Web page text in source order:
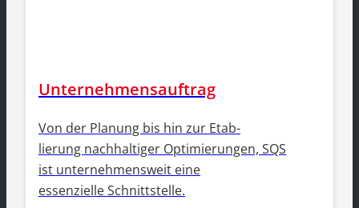
Unternehmensauftrag
Von der Planung bis hin zur Etab-
lierung nachhaltiger Optimierungen, SQS
ist unternehmensweit eine
essenzielle Schnittstelle.